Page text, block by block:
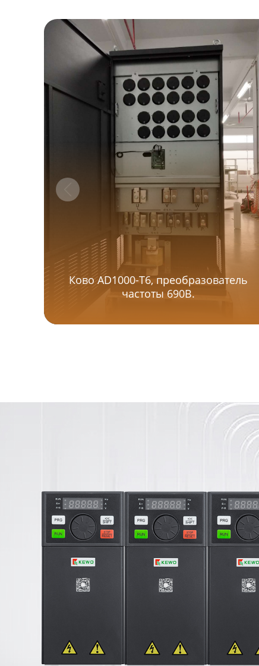
Ково AD1000-T6, преобразователь
частоты 690В.